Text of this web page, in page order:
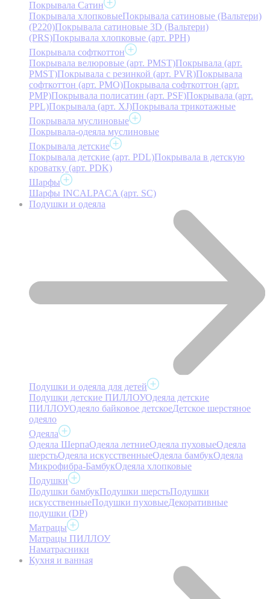
Покрывала Сатин
Покрывала хлопковыеПокрывала сатиновые (Вальтери)
(P220)Покрывала сатиновые 3D (Вальтери)
(PRS)Покрывала хлопковые (арт. PPH)
Покрывала софткоттон
Покрывала велюровые (арт. PMST)Покрывала (арт.
PMST)Покрывала с резинкой (арт. PVR)Покрывала
софткоттон (арт. PMO)Покрывала софткоттон (арт.
PMP)Покрывала полисатин (арт. PSF)Покрывала (арт.
PPL)Покрывала (арт. XJ)Покрывала трикотажные
Покрывала муслиновые
Покрывала-одеяла муслиновые
Покрывала детские
Покрывала детские (арт. PDL)Покрывала в детскую
кроватку (арт. PDK)
Шарфы
Шарфы INCALPACA (арт. SC)
Подушки и одеяла
Подушки и одеяла для детей
Подушки детские ПИЛЛОУОдеяла детские
ПИЛЛОУОдеяло байковое детскоеДетское шерстяное
одеяло
Одеяла
Одеяла ШерпаОдеяла летниеОдеяла пуховыеОдеяла
шерстьОдеяла искусственныеОдеяла бамбукОдеяла
Микрофибра-БамбукОдеяла хлопковые
Подушки
Подушки бамбукПодушки шерстьПодушки
искусственныеПодушки пуховыеДекоративные
подушки (DP)
Матрацы
Матрацы ПИЛЛОУ
Наматрасники
Кухня и ванная